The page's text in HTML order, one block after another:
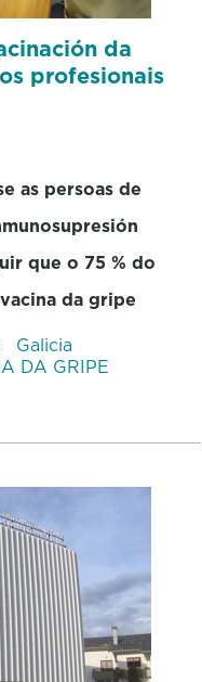
da
profesionais
as persoas de
que o 75 % do
da gripe
Galicia
DA GRIPE